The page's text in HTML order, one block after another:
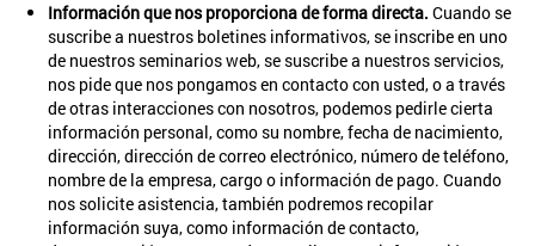
Información que nos proporciona de forma directa. Cuando se
suscribe a nuestros boletines informativos, se inscribe en uno
de nuestros seminarios web, se suscribe a nuestros servicios,
nos pide que nos pongamos en contacto con usted, o a través
de otras interacciones con nosotros, podemos pedirle cierta
información personal, como su nombre, fecha de nacimiento,
dirección, dirección de correo electrónico, número de teléfono,
nombre de la empresa, cargo o información de pago. Cuando
nos solicite asistencia, también podremos recopilar
información suya, como información de contacto,